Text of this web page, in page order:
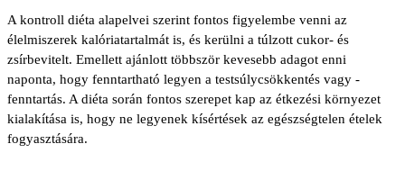
A kontroll diéta alapelvei szerint fontos figyelembe venni az
élelmiszerek kalóriatartalmát is, és kerülni a túlzott cukor- és
zsírbevitelt. Emellett ajánlott többször kevesebb adagot enni
naponta, hogy fenntartható legyen a testsúlycsökkentés vagy -
fenntartás. A diéta során fontos szerepet kap az étkezési környezet
kialakítása is, hogy ne legyenek kísértések az egészségtelen ételek
fogyasztására.